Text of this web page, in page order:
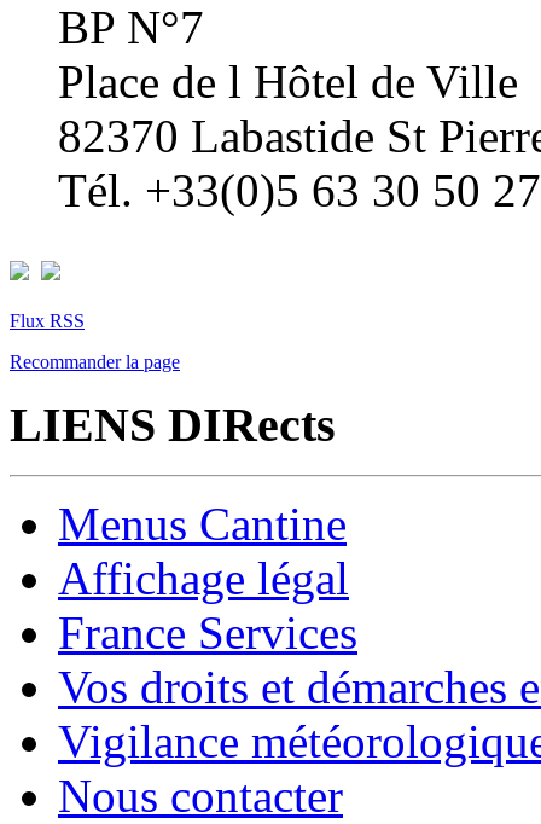
BP N°7
Place de l Hôtel de Ville
82370 Labastide St
Tél. +33(0)5 63 30 50 27
Flux RSS
Recommander la page
LIENS DIRects
Menus Cantine
Affichage légal
France Services
Vos droits et démarches
Vigilance
Nous contacter